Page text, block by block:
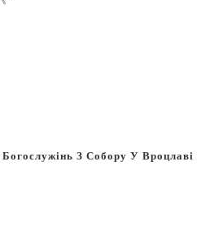
З Собору У Вроцлаві